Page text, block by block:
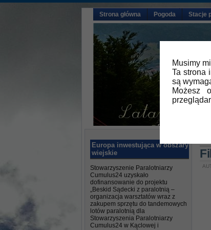
Musimy
Ta strona
są
Możesz
Strona główna Pogoda Stacje
Europa inwestująca w obszary
wiejskie
Stowarzyszenie Paralotniarzy
Cumulus24 uzyskało
dofinansowanie do projektu
„Beskid Sądecki z paralotnią –
organizacja warsztatów wraz z
zakupem sprzętu do tandemowych
lotów paralotnią dla
Stowarzyszenia Paralotniarzy
Cumulus24 w Kąclowej i